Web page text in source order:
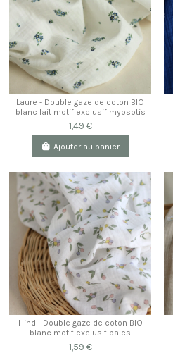
Laure - Double gaze de coton BIO
blanc lait motif exclusif myosotis
1,49 €
Ajouter au panier
Hind - Double gaze de coton BIO
blanc motif exclusif baies
1,59 €